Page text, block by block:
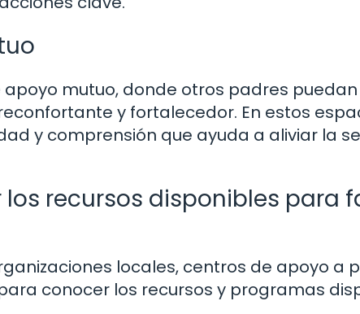
mutuo, donde otros padres
y fortalecedor. En estos
y comprensión que ayuda a aliviar la
recursos disponibles para
locales, centros de apoyo a
conocer los recursos y programas